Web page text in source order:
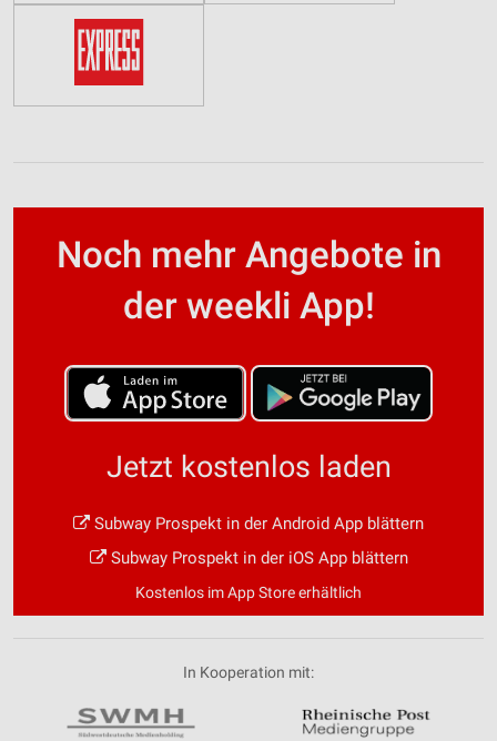
Noch mehr Angebote in
der weekli App!
Jetzt kostenlos laden
Subway Prospekt in der Android App blättern
Subway Prospekt in der iOS App blättern
Kostenlos im App Store erhältlich
In Kooperation mit: